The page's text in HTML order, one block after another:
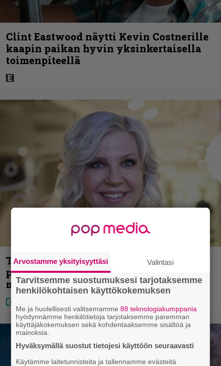
Clint Eastwood näytti Kevin Costnerille
kaapin paikan hyvin yksinkertaisella
toimenpiteellä
Tältä näyttää Vappu Pimiän
perhelomalla Portugalissa – ”Kaunis
mekko”
Arvostamme yksityisyyttäsi Valintasi
Tarvitsemme suostumuksesi tarjotaksemme
henkilökohtaisen käyttökokemuksen
Me ja huolellisesti valitsemamme88 teknologiakumppania
hyödynnämme henkilötietoja tarjotaksemme paremman
käyttäjäkokemuksen sekä kohdentaaksemme sisältöä ja
mainoksia.
Hyväksymällä suostut tietojesi käyttöön seuraavasti
Käytämme laitetunnisteita ja tallennamme evästeitä